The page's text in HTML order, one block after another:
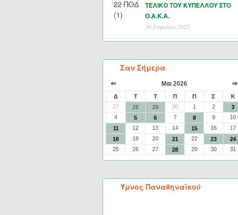
ΤΕΛΙΚΟ ΤΟΥ ΚΥΠΕΛΛΟΥ ΣΤΟ
Ο.Α.Κ.Α.
30 Απριλίου 2022
Σαν Σήμερα
⇐ Μαι 2026 ⇒
Δ Τ Τ Π Π Σ
Κ
27
28 29 30 1 2
3
4
5 6 7 8 9
10
11
12 13 14 15 16
17
18
19 20 21 22 23
24
25
26 27 28 29 30 31
Ύμνος Παναθηναϊκού